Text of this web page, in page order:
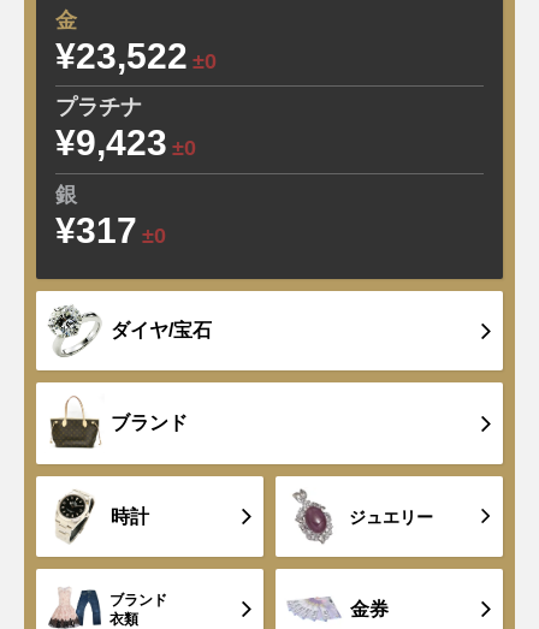
金
¥23,522 ±0
プラチナ
¥9,423 ±0
銀
¥317 ±0
ダイヤ/宝石
ブランド
時計 ジュエリー
ブランド
衣類
金券